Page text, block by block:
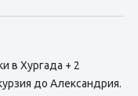
в Хургада + 2
до Александрия.